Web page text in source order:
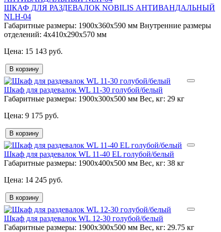
ШКАФ ДЛЯ РАЗДЕВАЛОК NOBILIS АНТИВАНДАЛЬНЫЙ
NLH-04
Габаритные размеры: 1900x360x590 мм Внутренние размеры
отделений: 4x410x290x570 мм
15 143 руб.
В корзину
Шкаф для раздевалок WL 11-30 голубой/белый
Габаритные размеры: 1900x300x500 мм Вес, кг: 29 кг
9 175 руб.
В корзину
Шкаф для раздевалок WL 11-40 EL голубой/белый
Габаритные размеры: 1900x400x500 мм Вес, кг: 38 кг
14 245 руб.
В корзину
Шкаф для раздевалок WL 12-30 голубой/белый
Габаритные размеры: 1900x300x500 мм Вес, кг: 29.75 кг